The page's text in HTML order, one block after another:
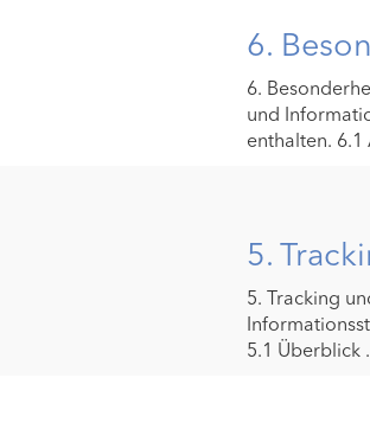
6.
6.
und
enthalten. 6.1
5.
5. Tracking
5.1 Überblick